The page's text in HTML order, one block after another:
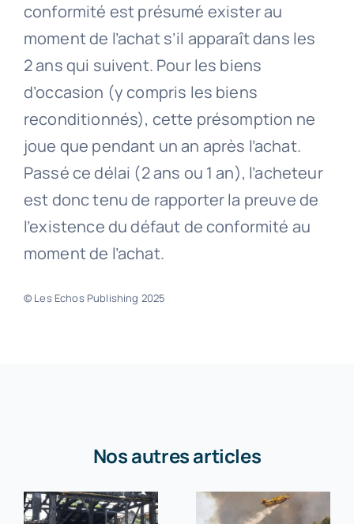
conformité est présumé exister au
moment de l’achat s’il apparaît dans les
2 ans qui suivent. Pour les biens
d’occasion (y compris les biens
reconditionnés), cette présomption ne
joue que pendant un an après l’achat.
Passé ce délai (2 ans ou 1 an), l’acheteur
est donc tenu de rapporter la preuve de
l’existence du défaut de conformité au
moment de l’achat.
© Les Echos Publishing 2025
Nos autres articles